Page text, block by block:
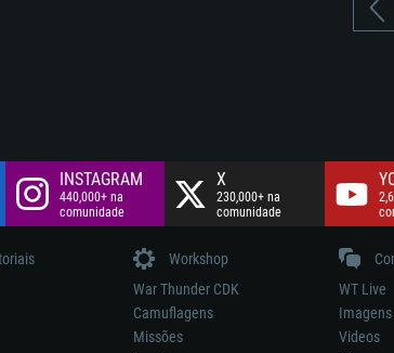
INSTAGRAM
440,000+ na
comunidade
X
230,000+ na
comunidade
Workshop
War Thunder CDK
Camuflagens
Missões
WT Live
Imagens
Videos